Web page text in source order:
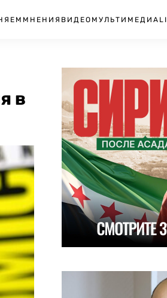
МНЕНИЯ ВИДЕО МУЛЬТИМЕДИА
в